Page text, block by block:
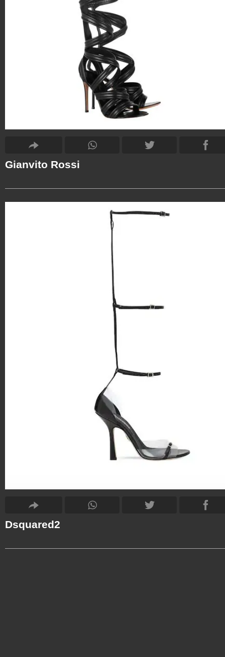
Gianvito Rossi
Dsquared2